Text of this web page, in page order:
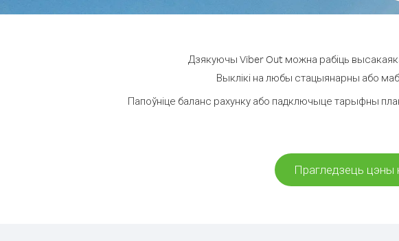
Дзякуючы Viber Out можна рабіць
Выклікі на любы стацыянарны або
Папоўніце баланс рахунку або падключыце тарыфны
Прагледзець цэны